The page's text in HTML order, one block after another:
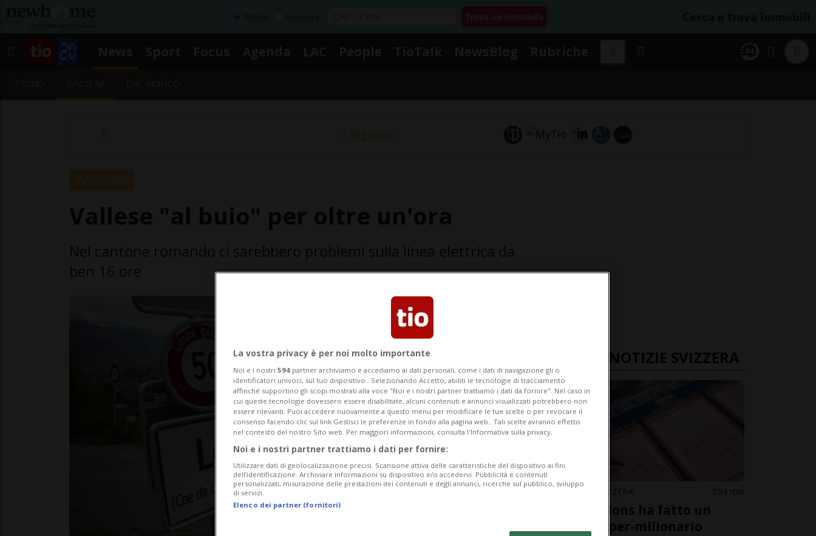
Segnalaci
ULTIME NOTIZIE SVIZZERA
EUROPA / SVIZZERA 53 min
Euro Millions ha fatto un
nuovo super-milionario
La vostra privacy è per noi molto importante
Noi e i nostri 594 partner archiviamo e accediamo ai dati personali, come i dati di navigazione gli o
identificatori univoci, sul tuo dispositivo . Selezionando Accetto, abiliti le tecnologie di tracciamento
affinché supportino gli scopi mostrati alla voce "Noi e i nostri partner trattiamo i dati da fornire". Nel caso in
cui queste tecnologie dovessero essere disabilitate, alcuni contenuti e annunci visualizzati potrebbero non
essere rilevanti. Puoi accedere nuovamente a questo menu per modificare le tue scelte o per revocare il
consenso facendo clic sul link Gestisci le preferenze in fondo alla pagina web.. Tali scelte avranno effetto
nel contesto del nostro Sito web. Per maggiori informazioni, consulta l'Informativa sulla privacy.
Noi e i nostri partner trattiamo i dati per fornire:
Utilizzare dati di geolocalizzazione precisi. Scansione attiva delle caratteristiche del dispositivo ai fini
dell’identificazione. Archiviare informazioni su dispositivo e/o accedervi. Pubblicità e contenuti
personalizzati, misurazione delle prestazioni dei contenuti e degli annunci, ricerche sul pubblico, sviluppo
di servizi.
Elenco dei partner (fornitori)